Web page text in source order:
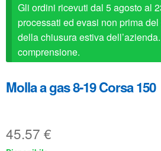
FAQ
Gli ordini ricevuti dal 5 agosto al
processati ed evasi non prima
della chiusura estiva
comprensione.
Molla a gas 8-19 Corsa 150
45.57 €